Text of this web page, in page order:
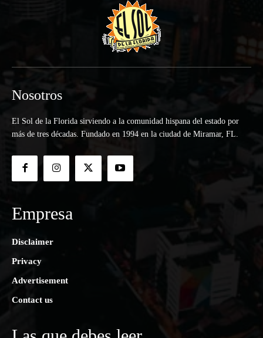
Nosotros
El Sol de la Florida sirviendo a la comunidad hispana del estado por
más de tres décadas. Fundado en 1994 en la ciudad de Miramar, FL.
Empresa
Disclaimer
Privacy
Advertisement
Contact us